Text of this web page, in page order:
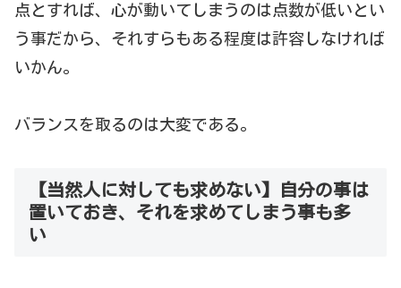
点とすれば、心が動いてしまうのは点数が低いとい
う事だから、それすらもある程度は許容しなければ
いかん。
バランスを取るのは大変である。
【当然人に対しても求めない】自分の事は
置いておき、それを求めてしまう事も多
い